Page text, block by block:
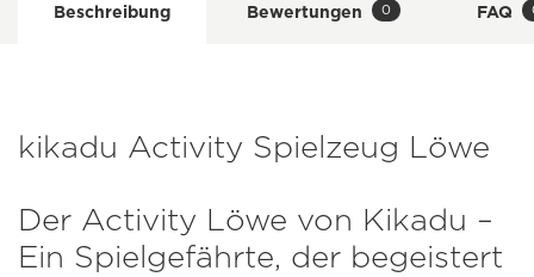
Beschreibung Bewertungen 0 FAQ
kikadu Activity Spielzeug Löwe
Der Activity Löwe von Kikadu –
Ein Spielgefährte, der begeistert